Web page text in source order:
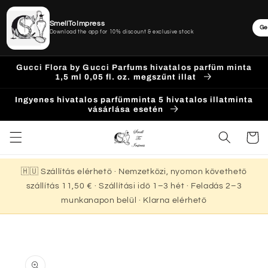
Ugrás a
tartalomhoz
Gucci Flora by Gucci Parfums hivatalos parfüm minta
1,5 ml 0,05 fl. oz. megszűnt illat
Ingyenes hivatalos parfümminta 5 hivatalos illatminta
vásárlása esetén
Kosár
🇭🇺 Szállítás elérhető · Nemzetközi, nyomon követhető
szállítás 11,50 € · Szállítási idő 1–3 hét · Feladás 2–3
munkanapon belül · Klarna elérhető
a
SmellToImpress
Download the app for 10% discount & exclusive stock